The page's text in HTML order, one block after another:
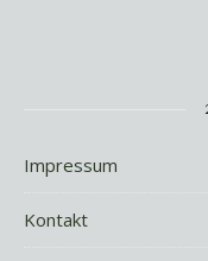
Impressum
Kontakt